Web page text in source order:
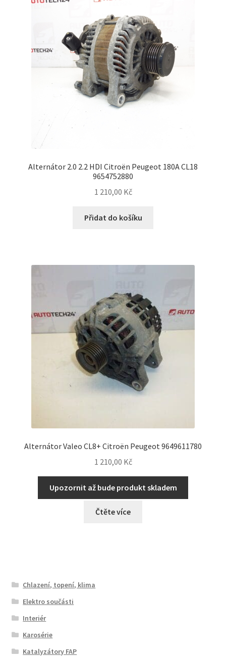
Alternátor 2.0 2.2 HDI Citroën Peugeot 180A CL18
9654752880
1 210,00 Kč
Přidat do košíku
Alternátor Valeo CL8+ Citroën Peugeot 9649611780
1 210,00 Kč
Upozornit až bude produkt skladem
Čtěte více
Chlazení, topení, klima
Elektro součásti
Interiér
Karosérie
Katalyzátory FAP